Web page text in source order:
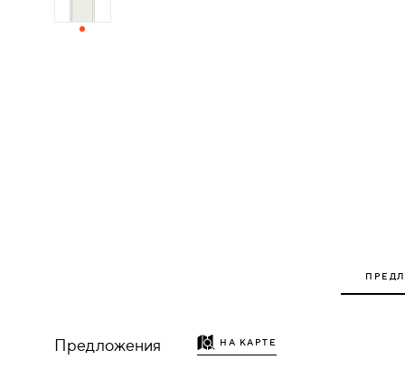
ДЕРЕВЯННЫЕ
Предложения НА КАРТЕ